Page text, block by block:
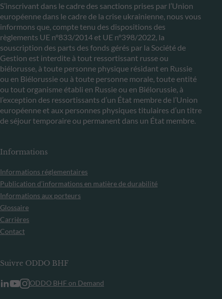
S’inscrivant dans le cadre des sanctions prises par l’Union
européenne dans le cadre de la crise ukrainienne, nous vous
informons que, compte tenu des dispositions des
règlements UE n°833/2014 et UE n°398/2022, la
souscription des parts des fonds gérés par la Société de
Gestion est interdite à tout ressortissant russe ou
biélorusse, à toute personne physique résidant en Russie
ou en Biélorussie ou à toute personne morale, toute entité
ou tout organisme établi en Russie ou en Biélorussie, à
l’exception des ressortissants d’un État membre de l’Union
européenne et aux personnes physiques titulaires d’un titre
de séjour temporaire ou permanent dans un État membre.
Informations
Informations réglementaires
Publication d’informations en matière de durabilité
Informations aux porteurs
Glossaire
Carrières
Contact
Suivre ODDO BHF
ODDO BHF on Demand